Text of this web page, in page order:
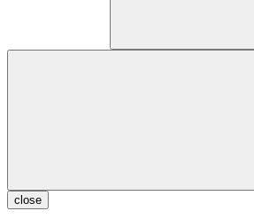
close